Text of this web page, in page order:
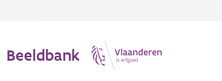
Beeldbank